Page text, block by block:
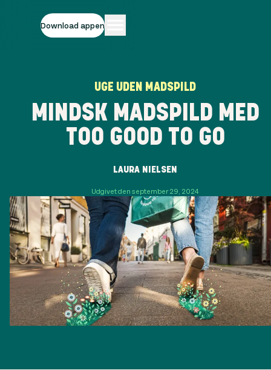
Download appen
UGE UDEN MADSPILD
MINDSK MADSPILD MED
TOO GOOD TO GO
LAURA NIELSEN
Udgivet den september 29, 2024